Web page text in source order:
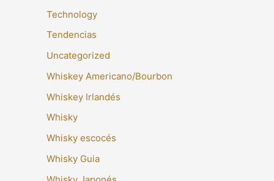
Technology
Tendencias
Uncategorized
Whiskey Americano/Bourbon
Whiskey Irlandés
Whisky
Whisky escocés
Whisky Guia